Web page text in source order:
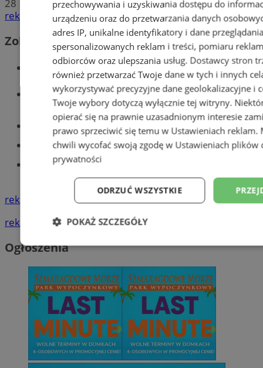
28
reklama
Zobacz również
Wiadomości kryminalne w Tychach
Wiadomości lokalne
Części samochodowe do -70%!
Tworzenie stron www - Tychy
Znajdź pracę - codziennie nowe
ogłoszenia
reklama
reklama
Ogłoszenia
przechowywania i uzyskiwania dostępu do
urządzeniu oraz do przetwarzania danych
adres IP, unikalne identyfikatory i dane
spersonalizowanych reklam i treści, pomiaru
odbiorców oraz ulepszania usług. Dostawcy stron
również przetwarzać Twoje dane w tych i innych
wykorzystywać precyzyjne dane geolokalizacyjne i
Twoje wybory dotyczą wyłącznie tej witryny.
opierać się na prawnie uzasadnionym interesie
prawo sprzeciwić się temu w Ustawieniach reklam.
chwili wycofać swoją zgodę w Ustawieniach plików
prywatności
ODRZUĆ WSZYSTKIE
POKAŻ SZCZEGÓŁY
Niezbędne Wydajność
Niesklasyfikowane